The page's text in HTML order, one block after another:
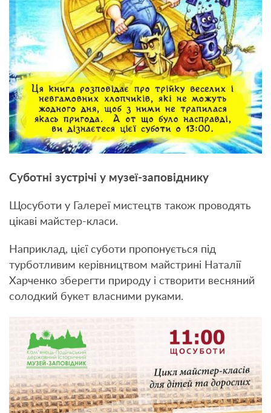
Суботні зустрічі у музеї-заповіднику
Щосуботи у Галереї мистецтв також проводять
цікаві майстер-класи.
Наприклад, цієї суботи пропонується під
турботливим керівництвом майстрині Наталії
Харченко зберегти природу і створити весняний
солодкий букет власними руками.